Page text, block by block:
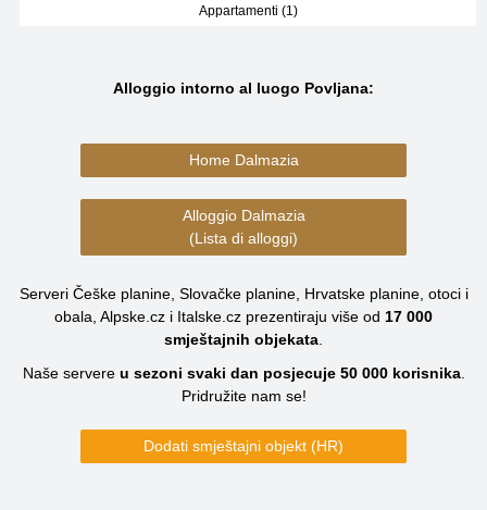
Appartamenti (1)
Alloggio intorno al luogo Povljana:
Home Dalmazia
Alloggio Dalmazia
(Lista di alloggi)
Serveri Češke planine, Slovačke planine, Hrvatske planine, otoci i
obala, Alpske.cz i Italske.cz prezentiraju više od 17 000
smještajnih objekata
Naše servere u sezoni svaki dan posjecuje 50 000korisnika.
Pridružite nam se!
Dodati smještajni objekt (HR)